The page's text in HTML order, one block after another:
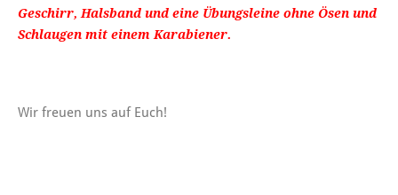
Geschirr, Halsband und eine Übungsleine ohne Ösen und
Schlaugen mit einem Karabiener.
Wir freuen uns auf Euch!